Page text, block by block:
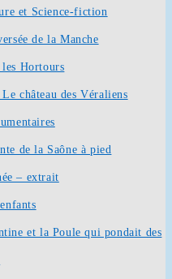
et Science-fiction
de la Manche
Hortours
château des Véraliens
de la Saône à pied
– extrait
et la Poule qui pondait des